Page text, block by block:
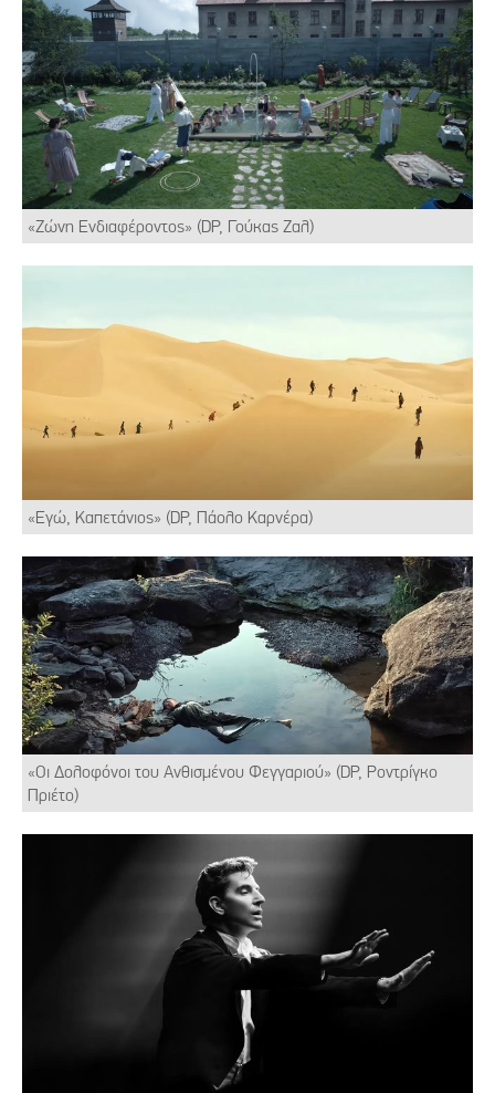
«Ζώνη Ενδιαφέροντος» (DP, Γούκας Ζαλ)
«Εγώ, Καπετάνιος» (DP, Πάολο Καρνέρα)
«Οι Δολοφόνοι του Ανθισμένου Φεγγαριού» (DP, Ροντρίγκο
Πριέτο)